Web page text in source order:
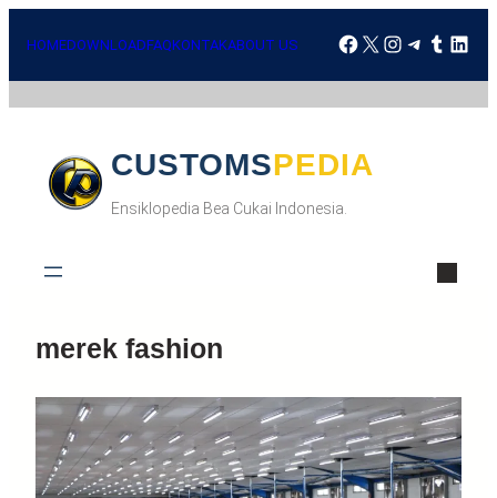
HOMEDOWNLOADFAQKONTAKABOUT US
CUSTOMSPEDIA
Ensiklopedia Bea Cukai Indonesia.
merek fashion